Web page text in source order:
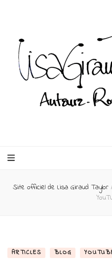
Site officiel de Lisa Giraud Taylor
ARTICLES BLOG